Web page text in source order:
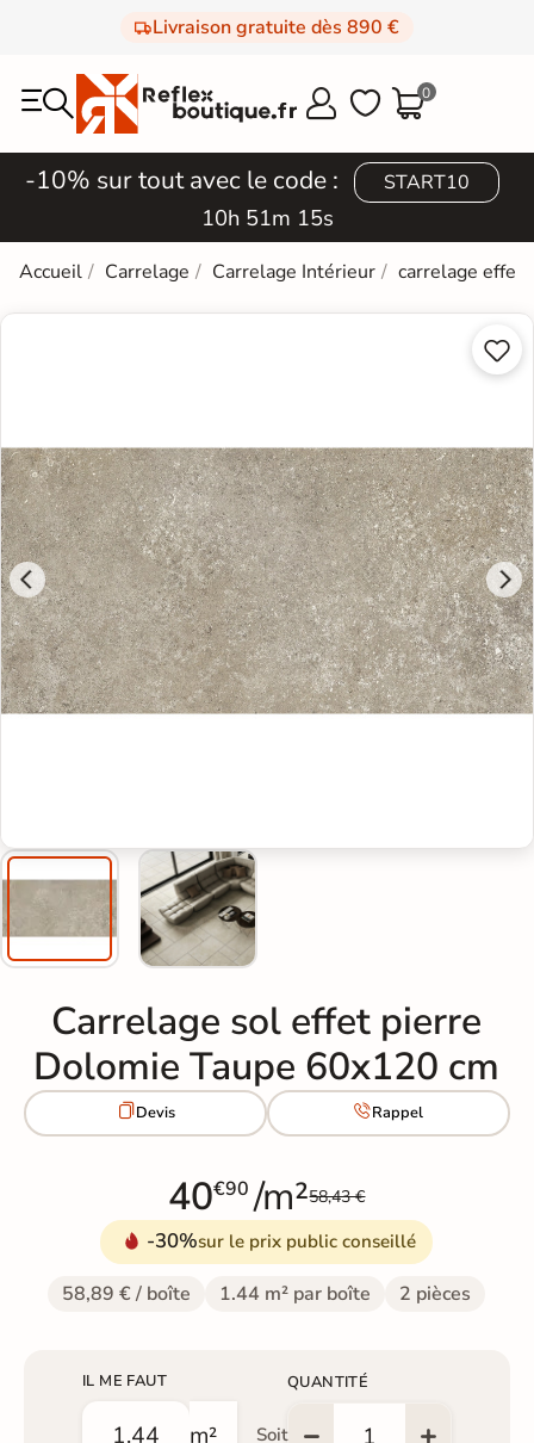
Livraison gratuite dès 890 €
  0
-10% sur tout avec le code : START10
10h 51m 15s
Accueil Carrelage Carrelage Intérieur carrelage effet


Carrelage sol effet pierre
Dolomie Taupe 60x120 cm
Devis Rappel
40€90 /m²58,43 €
-30%sur le prix public conseillé
58,89 € / boîte 1.44 m² par boîte 2 pièces
IL ME FAUT
m² Soit
QUANTITÉ